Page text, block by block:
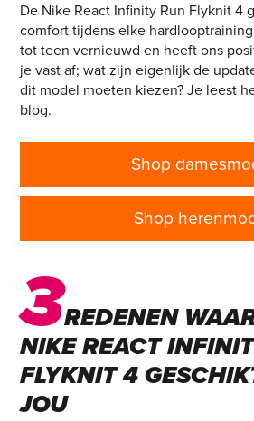
De Nike React Infinity Run Flyknit 4
comfort tijdens elke
tot teen vernieuwd en heeft ons
je vast af; wat zijn eigenlijk de
dit model moeten kiezen? Je leest
blog.
Shop
Shop
3REDENEN
NIKE REACT
FLYKNIT 4
JOU